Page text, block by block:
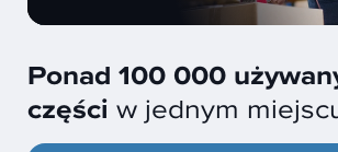
Ponad 100 000
części w jednym